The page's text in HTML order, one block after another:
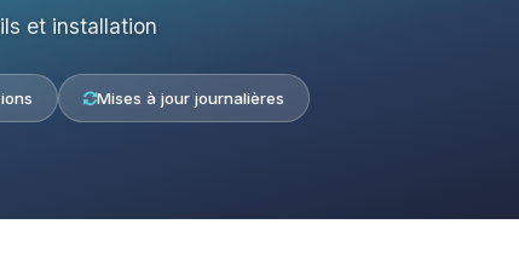
et installation
Mises à jour journalières